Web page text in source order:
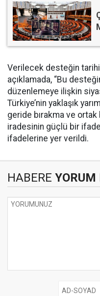
Verilecek desteğin tarihi
açıklamada, “Bu
düzenlemeye ilişkin
Türkiye’nin yaklaşık
geride bırakma ve
iradesinin güçlü bir
ifadelerine yer verildi.
HABERE YORUM